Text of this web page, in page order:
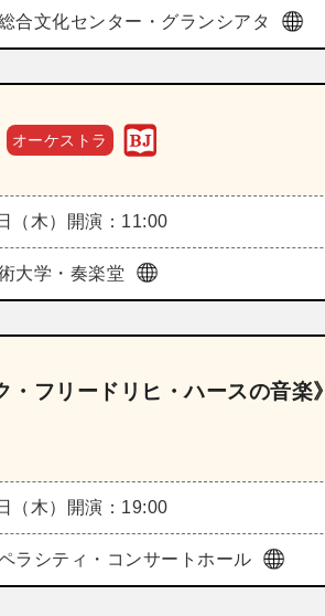
合文化センター・グランシアタ
オーケストラ
（木） 開演：11:00
大学・奏楽堂
フリードリヒ・ハースの音楽》
（木） 開演：19:00
ラシティ・コンサートホール